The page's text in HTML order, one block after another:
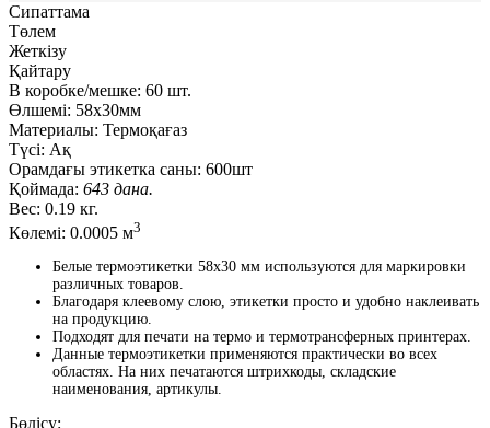
Сипаттама
Төлем
Жеткізу
Қайтару
В коробке/мешке: 60 шт.
Өлшемі: 58х30мм
Материалы: Термоқағаз
Түсі: Ақ
Орамдағы этикетка саны: 600шт
Қоймада: 643 дана.
Вес: 0.19 кг.
Көлемі: 0.0005 м3
Белые термоэтикетки 58x30 мм используются для маркировки
различных товаров.
Благодаря клеевому слою, этикетки просто и удобно наклеивать
на продукцию.
Подходят для печати на термо и термотрансферных принтерах.
Данные термоэтикетки применяются практически во всех
областях. На них печатаются штрихкоды, складские
наименования, артикулы.
Бөлісу: